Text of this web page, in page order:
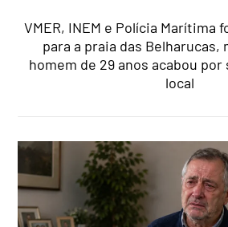
VMER, INEM e Polícia Marítima
para a praia das Belharucas,
homem de 29 anos acabou
local